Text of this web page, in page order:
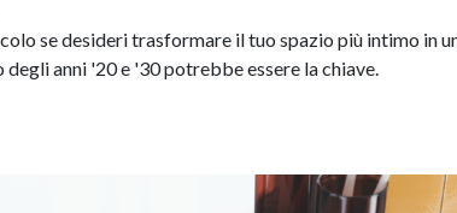
se desideri trasformare il tuo spazio più intimo in
degli anni '20 e '30 potrebbe essere la chiave.